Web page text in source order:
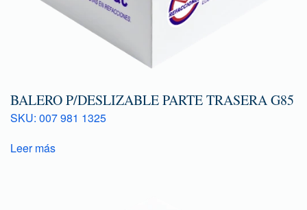
BALERO P/DESLIZABLE PARTE TRASERA G85
SKU: 007 981 1325
Leer más